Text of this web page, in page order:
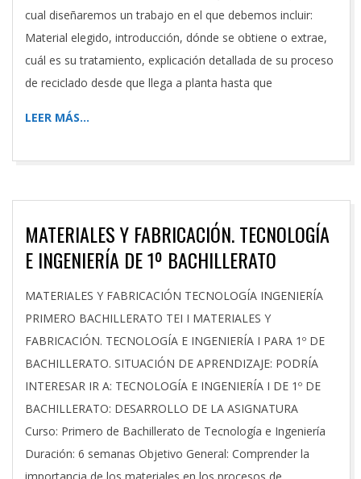
cual diseñaremos un trabajo en el que debemos incluir:
Material elegido, introducción, dónde se obtiene o extrae,
cuál es su tratamiento, explicación detallada de su proceso
de reciclado desde que llega a planta hasta que
LEER MÁS…
MATERIALES Y FABRICACIÓN. TECNOLOGÍA
E INGENIERÍA DE 1º BACHILLERATO
2023-
09-
24
MATERIALES Y FABRICACIÓN TECNOLOGÍA INGENIERÍA
PRIMERO BACHILLERATO TEI I MATERIALES Y
FABRICACIÓN. TECNOLOGÍA E INGENIERÍA I PARA 1º DE
BACHILLERATO. SITUACIÓN DE APRENDIZAJE: PODRÍA
INTERESAR IR A: TECNOLOGÍA E INGENIERÍA I DE 1º DE
BACHILLERATO: DESARROLLO DE LA ASIGNATURA
Curso: Primero de Bachillerato de Tecnología e Ingeniería
Duración: 6 semanas Objetivo General: Comprender la